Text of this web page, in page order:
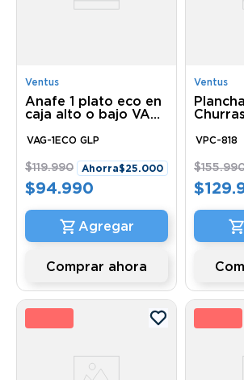
Ventus
Anafe 1 plato eco en
caja alto o bajo VAG-
VAG-1ECO GLP
$119.990 Ahorra$25.000
$94.990
Comprar ahora
Ventus
Plancha
VPC-
VPC-818
$155.
$129.
%
10